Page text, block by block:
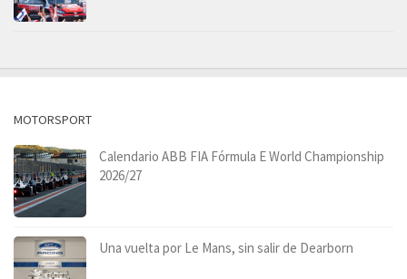
MOTORSPORT
Calendario ABB FIA Fórmula E World Championship
2026/27
Una vuelta por Le Mans, sin salir de Dearborn